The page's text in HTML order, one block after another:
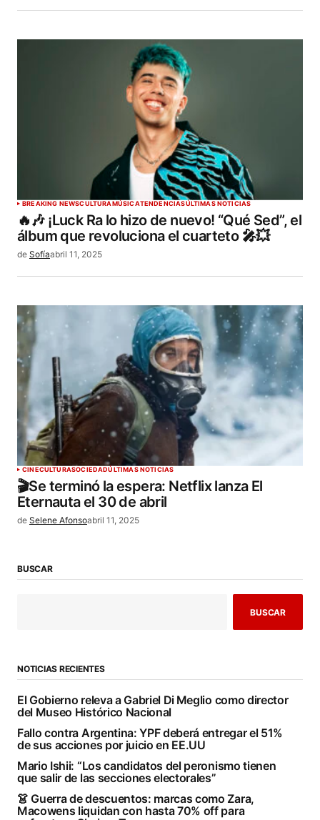
BREAKING NEWSCULTURAMÚSICATENDENCIASÚLTIMAS NOTICIAS
🔥🎶 ¡Luck Ra lo hizo de nuevo! “Qué Sed”, el
álbum que revoluciona el cuarteto 🎤💥
de Sofíaabril 11, 2025
CINECULTURASOCIEDADÚLTIMAS NOTICIAS
🎬Se terminó la espera: Netflix lanza El
Eternauta el 30 de abril
de Selene Afonsoabril 11, 2025
BUSCAR
BUSCAR
NOTICIAS RECIENTES
El Gobierno releva a Gabriel Di Meglio como director
del Museo Histórico Nacional
Fallo contra Argentina: YPF deberá entregar el 51%
de sus acciones por juicio en EE.UU
Mario Ishii: “Los candidatos del peronismo tienen
que salir de las secciones electorales”
👗 Guerra de descuentos: marcas como Zara,
Macowens liquidan con hasta 70% off para